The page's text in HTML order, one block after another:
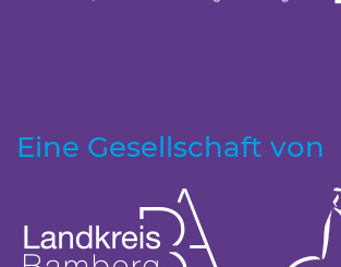
Eine Gesellschaft von